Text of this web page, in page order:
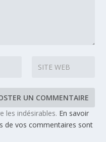
les indésirables. En savoir
de vos commentaires sont